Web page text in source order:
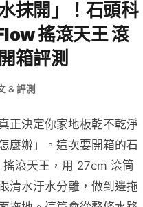
抹開」！石頭科
搖滾天王 滾
箱評測
& 評測
正決定你家地板乾不乾淨
麼辦」。這次要開箱的石
滾天王，用 27cm 滾筒
清水汙水分離，做到邊拖